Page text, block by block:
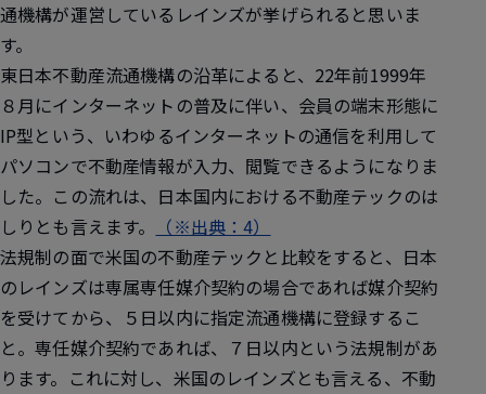
通機構が運営しているレインズが挙げられると思いま
す。
東日本不動産流通機構の沿革によると、22年前1999年
８月にインターネットの普及に伴い、会員の端末形態に
IP型という、いわゆるインターネットの通信を利用して
パソコンで不動産情報が入力、閲覧できるようになりま
した。この流れは、日本国内における不動産テックのは
しりとも言えます。
（※出典：4）
法規制の面で米国の不動産テックと比較をすると、日本
のレインズは専属専任媒介契約の場合であれば媒介契約
を受けてから、５日以内に指定流通機構に登録するこ
と。専任媒介契約であれば、７日以内という法規制があ
ります。これに対し、米国のレインズとも言える、不動